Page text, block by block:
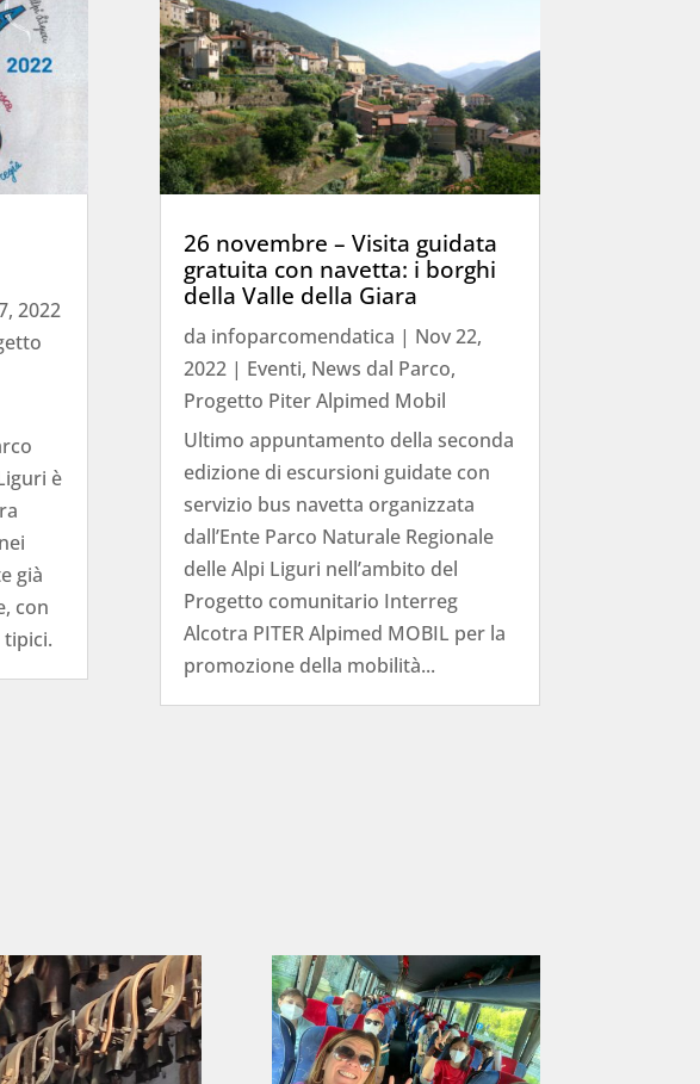
2022
è
già
con
26 novembre – Visita guidata
gratuita con navetta: i borghi
della Valle della Giara
da infoparcomendatica | Nov 22,
2022| Eventi, News dal Parco,
Progetto Piter Alpimed Mobil
Ultimo appuntamento della seconda
edizione di escursioni guidate con
servizio bus navetta organizzata
dall’Ente Parco Naturale Regionale
delle Alpi Liguri nell’ambito del
Progetto comunitario Interreg
Alcotra PITER Alpimed MOBIL per la
promozione della mobilità...